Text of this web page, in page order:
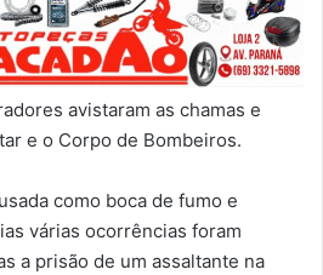
avistaram as chamas e
e o Corpo de Bombeiros.
como boca de fumo e
várias ocorrências foram
a prisão de um assaltante na